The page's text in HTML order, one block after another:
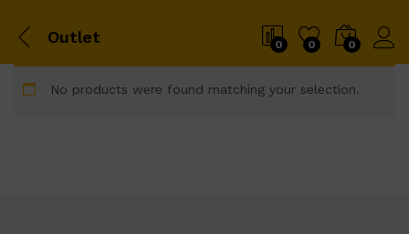
Outlet 0 0 0
No products were found matching your selection.